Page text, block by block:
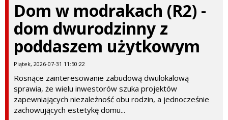
Dom w modrakach (R2) -
dom dwurodzinny z
poddaszem użytkowym
Piątek, 2026-07-31 11:50:22
Rosnące zainteresowanie zabudową dwulokalową
sprawia, że wielu inwestorów szuka projektów
zapewniających niezależność obu rodzin, a jednocześnie
zachowujących estetykę domu...